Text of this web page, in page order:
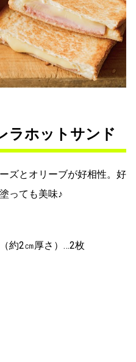
ラホットサンド
ズとオリーブが好相性。好
っても美味♪
約2㎝厚さ）…2枚